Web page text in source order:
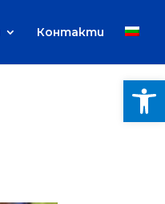
Контакти